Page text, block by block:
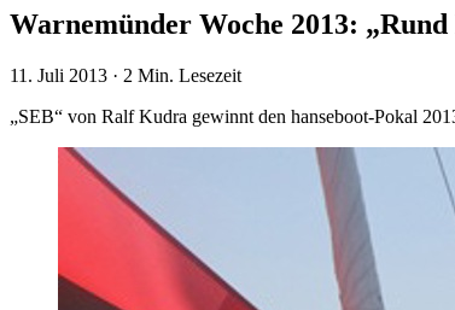
Warnemünder Woche 2013:
11. Juli 2013 · 2 Min. Lesezeit
„SEB“ von Ralf Kudra gewinnt den hanseboot-Pokal